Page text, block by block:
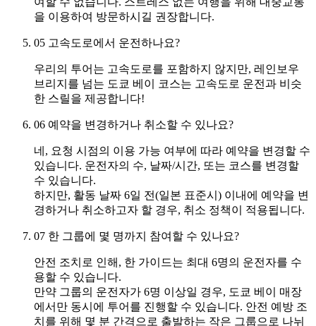
을 이용하여 방문하시길 권장합니다.
05 고속도로에서 운전하나요?
우리의 투어는 고속도로를 포함하지 않지만, 레인보우
브리지를 넘는 도쿄 베이 코스는 고속도로 운전과 비슷
한 스릴을 제공합니다!
06 예약을 변경하거나 취소할 수 있나요?
네, 요청 시점의 이용 가능 여부에 따라 예약을 변경할 수
있습니다. 운전자의 수, 날짜/시간, 또는 코스를 변경할
수 있습니다.
하지만, 활동 날짜 6일 전(일본 표준시) 이내에 예약을 변
경하거나 취소하고자 할 경우, 취소 정책이 적용됩니다.
07 한 그룹에 몇 명까지 참여할 수 있나요?
안전 조치로 인해, 한 가이드는 최대 6명의 운전자를 수
용할 수 있습니다.
만약 그룹의 운전자가 6명 이상일 경우, 도쿄 베이 매장
에서만 동시에 투어를 진행할 수 있습니다. 안전 예방 조
치를 위해 몇 분 간격으로 출발하는 작은 그룹으로 나뉘